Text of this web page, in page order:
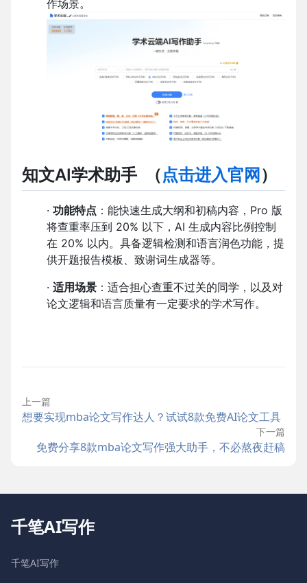
作场景。
知文AI学术助手 （点击进入官网 ）
· 功能特点 ：能快速生成大纲和初稿内容，Pro 版
将查重率压到 20% 以下，AI 生成内容比例控制
在 20% 以内。具备逻辑检测和语言润色功能，提
供开题报告模板、致谢词生成器等。
· 适用场景 ：适合担心查重不过关的同学，以及对
论文逻辑和语言质量有一定要求的学术写作。
上一篇
想要实现mba论文写作达人？试试8款免费AI论文工具
下一篇
免费分享8款mba论文写作强大助手，不必熬夜赶稿
千笔AI写作
千笔AI写作